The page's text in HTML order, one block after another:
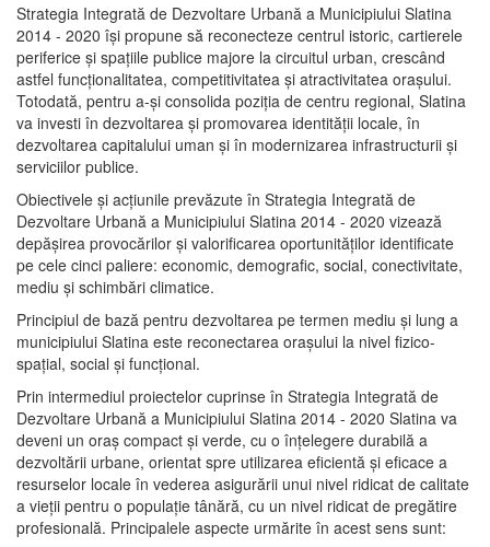
Strategia Integrată de Dezvoltare Urbană a Municipiului Slatina
2014 - 2020 își propune să reconecteze centrul istoric, cartierele
periferice şi spaţiile publice majore la circuitul urban, crescând
astfel funcţionalitatea, competitivitatea şi atractivitatea oraşului.
Totodată, pentru a-şi consolida poziţia de centru regional, Slatina
va investi în dezvoltarea şi promovarea identităţii locale, în
dezvoltarea capitalului uman şi în modernizarea infrastructurii şi
serviciilor publice.
Obiectivele şi acţiunile prevăzute în Strategia Integrată de
Dezvoltare Urbană a Municipiului Slatina 2014 - 2020 vizează
depășirea provocărilor şi valorificarea oportunităţilor identificate
pe cele cinci paliere: economic, demografic, social, conectivitate,
mediu şi schimbări climatice.
Principiul de bază pentru dezvoltarea pe termen mediu şi lung a
municipiului Slatina este reconectarea oraşului la nivel fizico-
spaţial, social şi funcţional.
Prin intermediul proiectelor cuprinse în Strategia Integrată de
Dezvoltare Urbană a Municipiului Slatina 2014 - 2020 Slatina va
deveni un oraş compact şi verde, cu o înţelegere durabilă a
dezvoltării urbane, orientat spre utilizarea eficientă şi eficace a
resurselor locale în vederea asigurării unui nivel ridicat de calitate
a vieţii pentru o populaţie tânără, cu un nivel ridicat de pregătire
profesională. Principalele aspecte urmărite în acest sens sunt: